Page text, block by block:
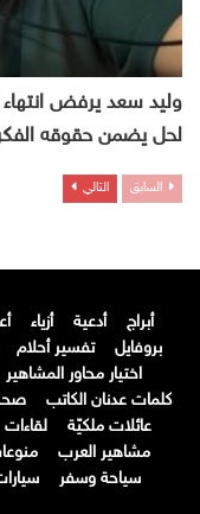
وليد سعد يرفض
لحل يضمن حقوقه
السابق التالي
أبراج أدعية أزياء
بروفايل
تفسير أحلام
اختيار محاور المشاهير
كلمات عدنان الكاتب
عائلات ملكيّة
لقاءات
مشاهير العرب
سياحة وسفر